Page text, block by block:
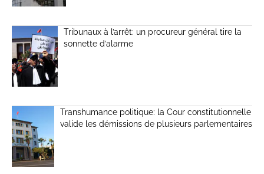
Tribunaux à l’arrêt: un procureur général tire la
sonnette d’alarme
Transhumance politique: la Cour constitutionnelle
valide les démissions de plusieurs parlementaires